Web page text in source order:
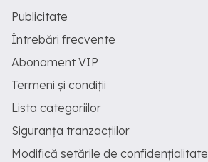
Publicitate
Întrebări frecvente
Abonament VIP
Termeni și condiții
Lista categoriilor
Siguranța tranzacțiilor
Modifică setările de confidențialitate